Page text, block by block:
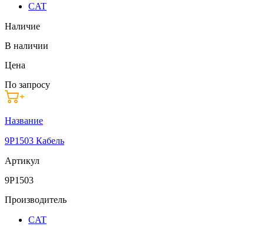
CAT
Наличие
В наличии
Цена
По запросу
Название
9P1503 Кабель
Артикул
9P1503
Производитель
CAT